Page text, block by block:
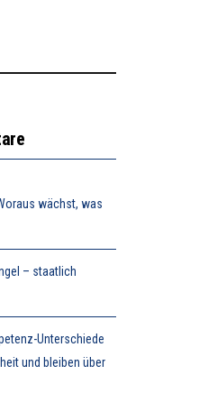
wächst, was
– staatlich
Unterschiede
und bleiben über